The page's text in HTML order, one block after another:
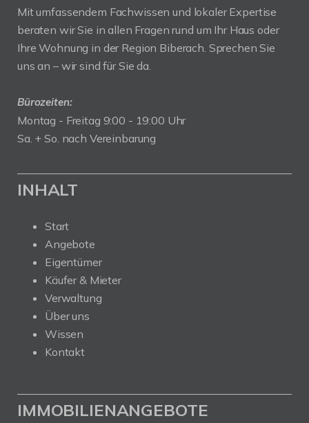
Mit umfassendem Fachwissen und lokaler Expertise
beraten wir Sie in allen Fragen rund um Ihr Haus oder
Ihre Wohnung in der Region Biberach. Sprechen Sie
uns an – wir sind für Sie da.
Bürozeiten:
Montag - Freitag 9:00 - 19:00 Uhr
Sa. + So. nach Vereinbarung
INHALT
Start
Angebote
Eigentümer
Käufer & Mieter
Verwaltung
Über uns
Wissen
Kontakt
IMMOBILIENANGEBOTE